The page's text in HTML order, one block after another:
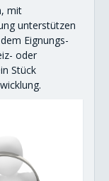
mit
unterstützen
Eignungs-
oder
Stück